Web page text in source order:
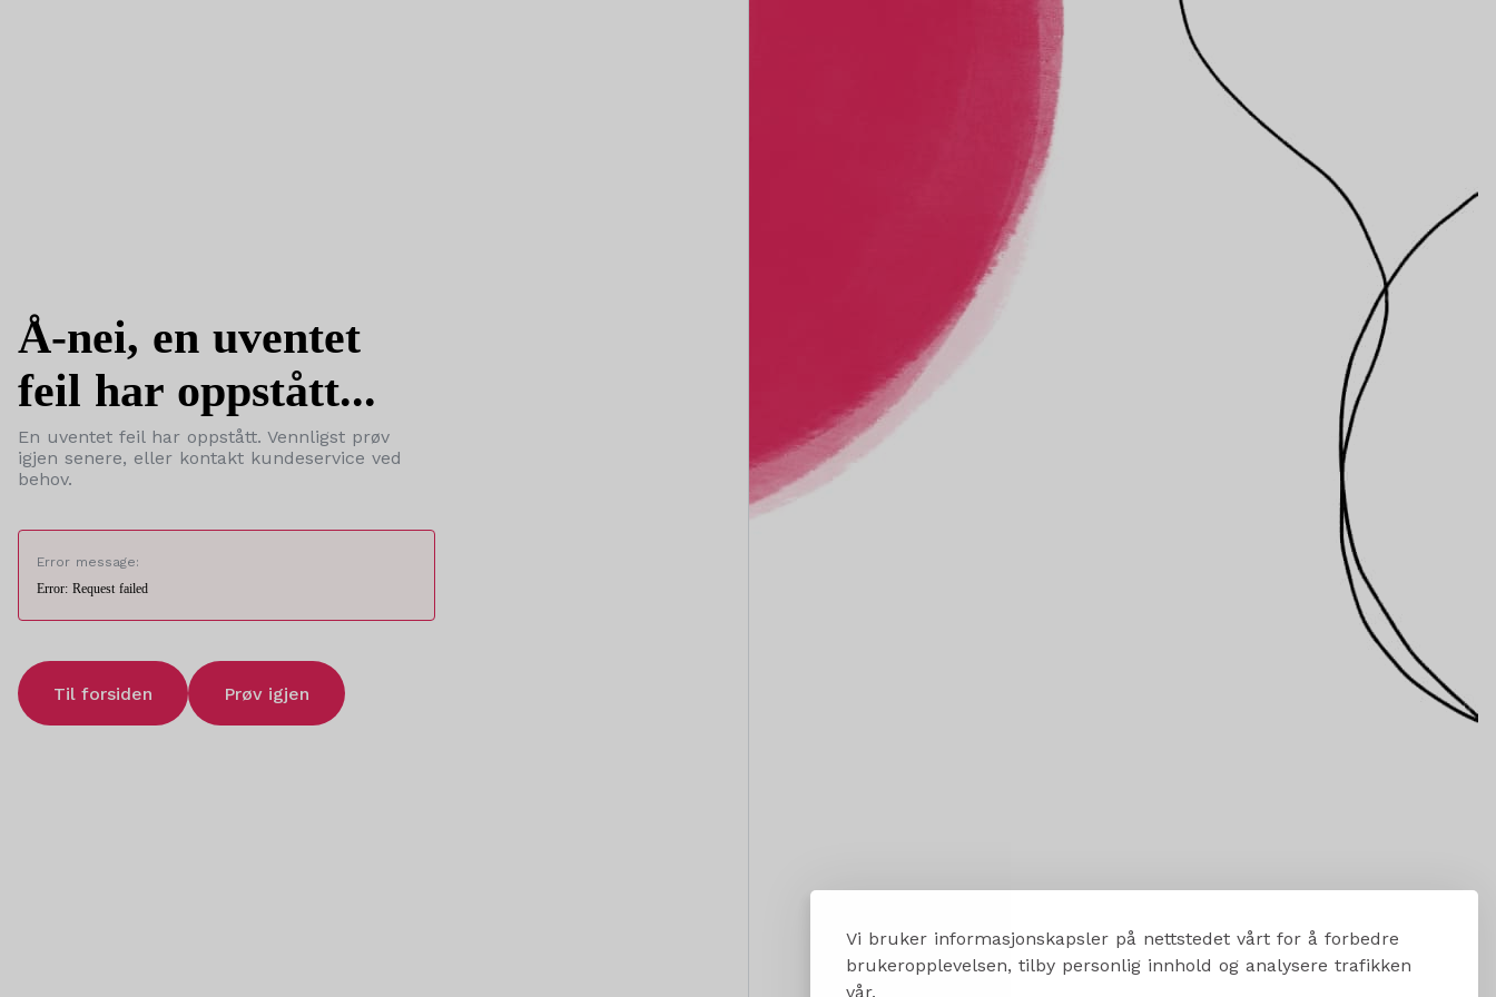
Vi bruker informasjonskapsler på nettstedet vårt for å forbedre
brukeropplevelsen, tilby personlig innhold og analysere trafikken
vår.
Å-nei, en uventet
feil har oppstått...
En uventet feil har oppstått. Vennligst prøv
igjen senere, eller kontakt kundeservice ved
behov.
Error message:
Error: Request failed
Til forsiden Prøv igjen